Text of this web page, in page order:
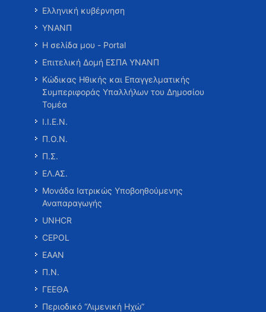
Ελληνική κυβέρνηση
ΥΝΑΝΠ
Η σελίδα μου - Portal
Επιτελική Δομή ΕΣΠΑ ΥΝΑΝΠ
Κώδικας Ηθικής και Επαγγελματικής
Συμπεριφοράς Υπαλλήλων του Δημοσίου
Τομέα
Ι.Ι.Ε.Ν.
Π.Ο.Ν.
Π.Σ.
ΕΛ.ΑΣ.
Μονάδα Ιατρικώς Υποβοηθούμενης
Αναπαραγωγής
UNHCR
CEPOL
ΕΑΑΝ
Π.Ν.
ΓΕΕΘΑ
Περιοδικό “Λιμενική Ηχώ”